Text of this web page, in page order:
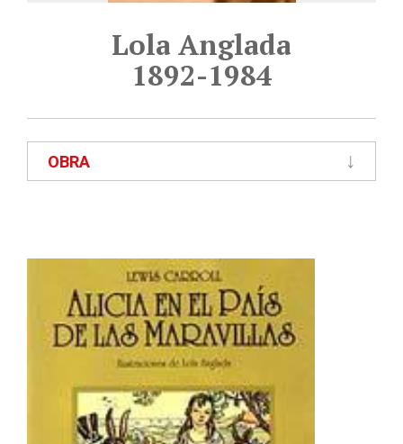
Lola Anglada
1892-1984
OBRA